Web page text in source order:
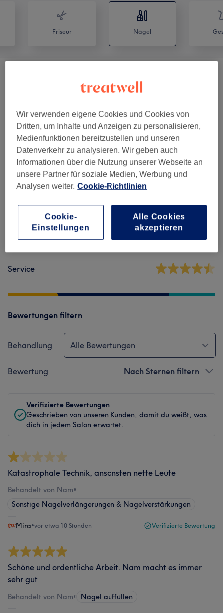
Friseur Nägel
Salonbewertungen
4,7
Service
Bewertungen filtern
Behandlung Alle Bewertungen
Bewertung Nach Sternen filtern
Verifizierte Bewertungen
Geschrieben von unseren Kunden, damit du weißt, was
dich in jedem Salon erwartet.
Katastrophale Technik, ansonsten nette Leute
Behandelt von Nam•
Sonstige Nagelverlängerungen & Nagelverstärkungen
Mira•vor etwa 10 Stunden Verifizierte Bewertung
Schöne und ordentliche Arbeit. Nam macht es immer
sehr gut
Behandelt von Nam• Nägel auffüllen
Wir verwenden eigene Cookies und Cookies von
Dritten, um Inhalte und Anzeigen zu personalisieren,
Medienfunktionen bereitzustellen und unseren
Datenverkehr zu analysieren. Wir geben auch
Informationen über die Nutzung unserer Webseite an
unsere Partner für soziale Medien, Werbung und
Analysen weiter. Cookie-Richtlinien
Cookie-
Einstellungen
Alle Cookies
akzeptieren